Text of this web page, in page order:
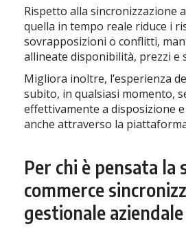
Rispetto alla sincronizzazione
quella in tempo reale riduce i
sovrapposizioni o conflitti,
allineate disponibilità, prezzi e
Migliora inoltre, l’esperienza
subito, in qualsiasi momento,
effettivamente a disposizione
anche attraverso la
Per chi è pensata la
commerce
gestionale aziendale